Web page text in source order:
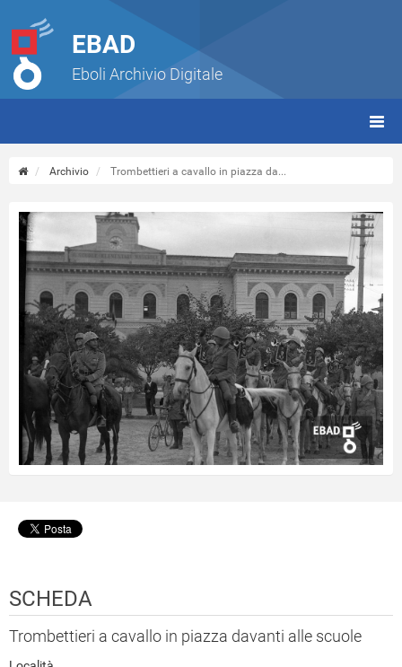
EBAD
Eboli Archivio Digitale
Archivio Trombettieri a cavallo in piazza da...
SCHEDA
Trombettieri a cavallo in piazza davanti alle scuole